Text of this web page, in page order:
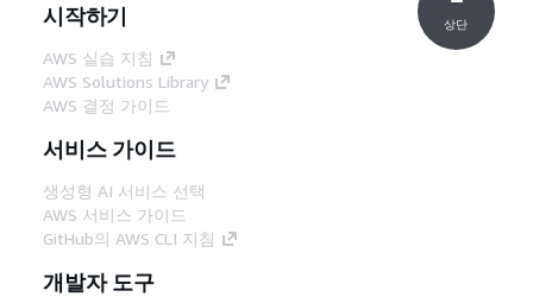
시작하기
AWS 실습 지침
AWS Solutions Library
AWS 결정 가이드
서비스 가이드
생성형 AI 서비스 선택
AWS 서비스 가이드
GitHub의 AWS CLI 지침
개발자 도구
상단